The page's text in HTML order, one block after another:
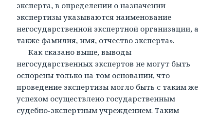
эксперта, в определении о назначении
экспертизы указываются наименование
негосударственной экспертной организации, а
также фамилия, имя, отчество эксперта».
Как сказано выше, выводы
негосударственных экспертов не могут быть
оспорены только на том основании, что
проведение экспертизы могло быть с таким же
успехом осуществлено государственным
судебно-экспертным учреждением. Таким